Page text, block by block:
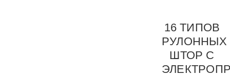
16 ТИПОВ
РУЛОННЫХ
ШТОР С